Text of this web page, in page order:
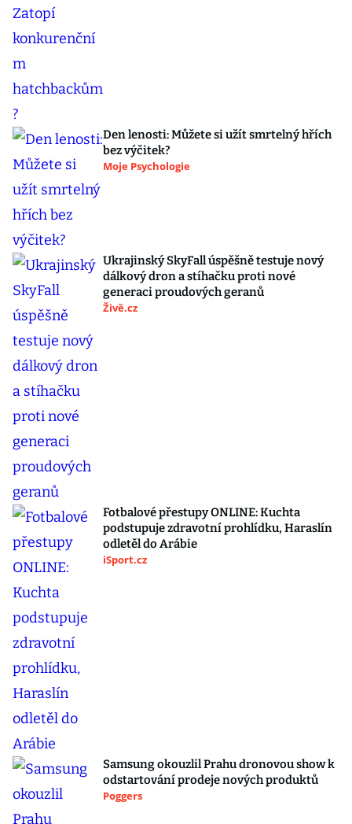
Den lenosti: Můžete si užít smrtelný hřích
bez výčitek?
Moje Psychologie
Ukrajinský SkyFall úspěšně testuje nový
dálkový dron a stíhačku proti nové
generaci proudových geranů
Živě.cz
Fotbalové přestupy ONLINE: Kuchta
podstupuje zdravotní prohlídku, Haraslín
odletěl do Arábie
iSport.cz
Samsung okouzlil Prahu dronovou show k
odstartování prodeje nových produktů
Poggers